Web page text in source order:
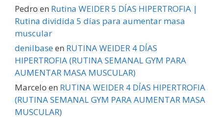
Pedro en Rutina WEIDER 5 DÍAS HIPERTROFIA |
Rutina dividida 5 días para aumentar masa
muscular
denilbaseen RUTINA WEIDER 4 DÍAS
HIPERTROFIA (RUTINA SEMANAL GYM PARA
AUMENTAR MASA MUSCULAR)
Marcelo en RUTINA WEIDER 4 DÍAS HIPERTROFIA
(RUTINA SEMANAL GYM PARA AUMENTAR MASA
MUSCULAR)